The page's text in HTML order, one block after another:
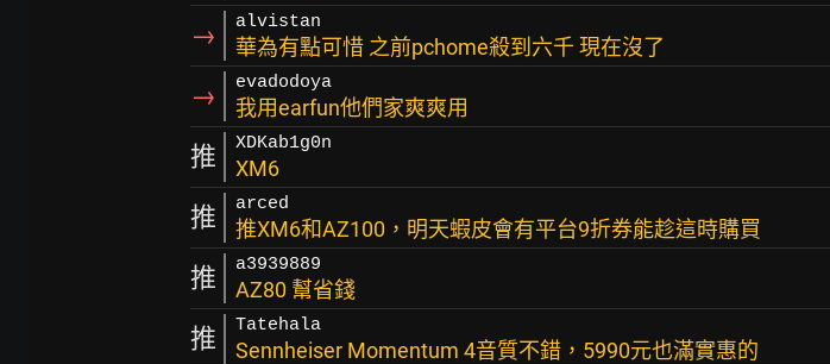
→ alvistan
華為有點可惜 之前pchome殺到六千 現在沒了
→ evadodoya
我用earfun他們家爽爽用
推 XDKab1g0n
XM6
推 arced
推XM6和AZ100，明天蝦皮會有平台9折券能趁這時購買
推 a3939889
AZ80 幫省錢
推 Tatehala
Sennheiser Momentum 4音質不錯，5990元也滿實惠的